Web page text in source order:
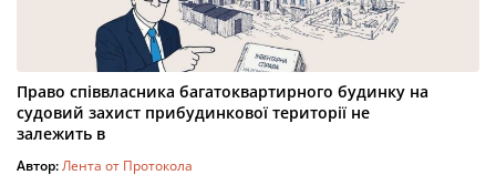
Право співвласника багатоквартирного будинку на
судовий захист прибудинкової території не
залежить в
Автор:Лента от Протокола